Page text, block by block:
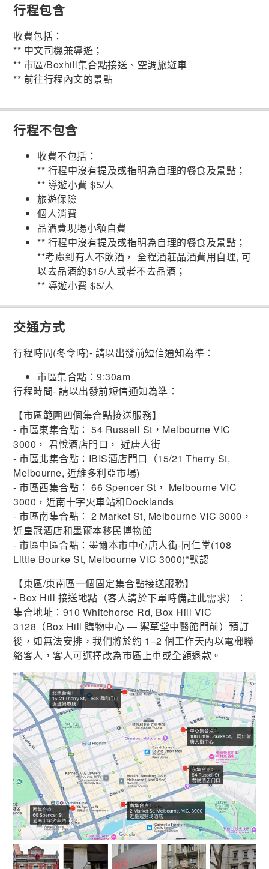
行程包含
收費包括：
** 中文司機兼導遊；
** 市區/Boxhill集合點接送、空調旅遊車
** 前往行程內文的景點
行程不包含
收費不包括：
** 行程中沒有提及或指明為自理的餐食及景點；
** 導遊小費 $5/人
旅遊保險
個人消費
品酒費現場小額自費
** 行程中沒有提及或指明為自理的餐食及景點；
**考慮到有人不飲酒， 全程酒莊品酒費用自理, 可
以去品酒約$15/人或者不去品酒；
** 導遊小費 $5/人
交通方式
行程時間(冬令時)- 請以出發前短信通知為準：
市區集合點：9:30am
行程時間- 請以出發前短信通知為準：
【市區範圍四個集合點接送服務】
- 市區東集合點： 54 Russell St，Melbourne VIC
3000， 君悅酒店門口， 近唐人街
- 市區北集合點：IBIS酒店門口（15/21 Therry St,
Melbourne, 近維多利亞市場)
- 市區西集合點： 66 Spencer St， Melbourne VIC
3000，近南十字火車站和Docklands
- 市區南集合點： 2 Market St, Melbourne VIC 3000，
近皇冠酒店和墨爾本移民博物館
- 市區中區合點：墨爾本市中心唐人街-同仁堂(108
Little Bourke St, Melbourne VIC 3000)*默認
【東區/東南區一個固定集合點接送服務】
- Box Hill 接送地點（客人請於下單時備註此需求）：
集合地址：910 Whitehorse Rd, Box Hill VIC
3128（Box Hill 購物中心 — 禦草堂中醫館門前）預訂
後，如無法安排，我們將於約 1–2 個工作天內以電郵聯
絡客人，客人可選擇改為市區上車或全額退款。